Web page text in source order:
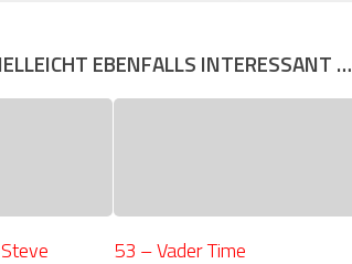
EBENFALLS INTERESSANT …
53 – Vader Time